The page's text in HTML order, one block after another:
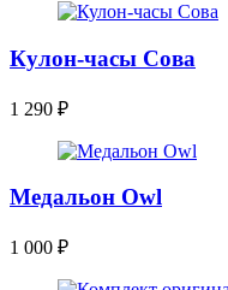
Кулон-часы Сова
1 290 ₽
Медальон Owl
1 000 ₽